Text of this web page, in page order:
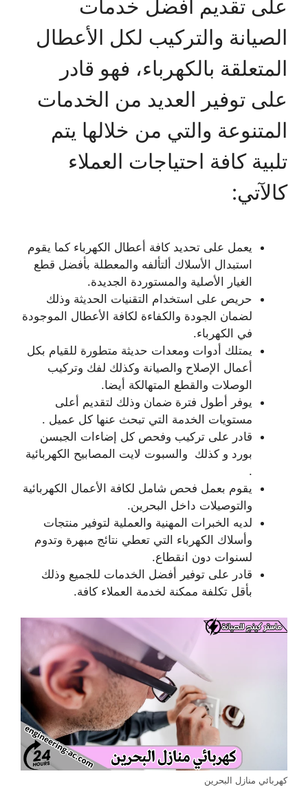
على تقديم أفضل خدمات
الصيانة والتركيب لكل الأعطال
المتعلقة بالكهرباء، فهو قادر
على توفير العديد من الخدمات
المتنوعة والتي من خلالها يتم
تلبية كافة احتياجات العملاء
كالآتي:
يعمل على تحديد كافة أعطال الكهرباء كما يقوم
استبدال الأسلاك ألتألفه والمعطلة بأفضل قطع
الغيار الأصلية والمستوردة الجديدة.
حريص على استخدام التقنيات الحديثة وذلك
لضمان الجودة والكفاءة لكافة الأعطال الموجودة
في الكهرباء.
يمتلك أدوات ومعدات حديثة متطورة للقيام بكل
أعمال الإصلاح والصيانة وكذلك لفك وتركيب
الوصلات والقطع المتهالكة أيضا.
يوفر أطول فترة ضمان وذلك لتقديم أعلى
مستويات الخدمة التي تبحث عنها كل عميل .
قادر على تركيب وفحص كل إضاءات الجبسن
بورد و كذلك والسبوت لايت المصابيح الكهربائية
.
يقوم بعمل فحص شامل لكافة الأعمال الكهربائية
والتوصيلات داخل البحرين.
لديه الخبرات المهنية والعملية لتوفير منتجات
وأسلاك الكهرباء التي تعطي نتائج مبهرة وتدوم
لسنوات دون انقطاع.
قادر على توفير أفضل الخدمات للجميع وذلك
بأقل تكلفة ممكنة لخدمة العملاء كافة.
كهربائي منازل البحرين